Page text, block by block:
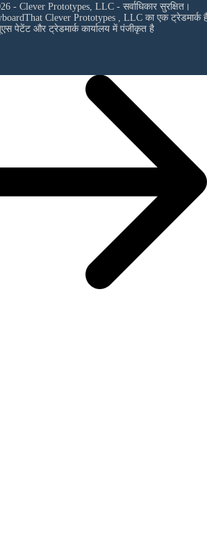
- Clever Prototypes, LLC - सर्वाधिकार सुरक्षित।
Clever Prototypes , LLCका एक ट्रेडमार्क
पेटेंट और ट्रेडमार्क कार्यालय में पंजीकृत है